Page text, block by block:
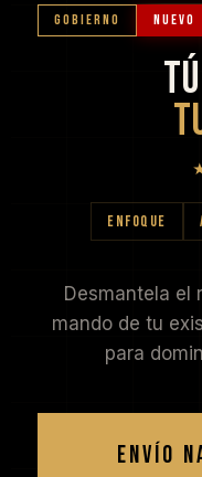
GOBIERNO NUEVO
ENFOQUE
Desmantela el
mando de tu
para
ENVÍO